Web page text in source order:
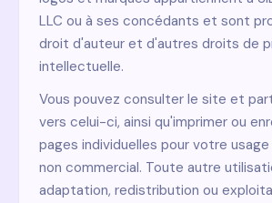
LLC ou à ses concédants et sont
droit d'auteur et d'autres droits de
intellectuelle.
Vous pouvez consulter le site et
vers celui-ci, ainsi qu'imprimer ou
pages individuelles pour votre
non commercial. Toute autre
adaptation, redistribution ou